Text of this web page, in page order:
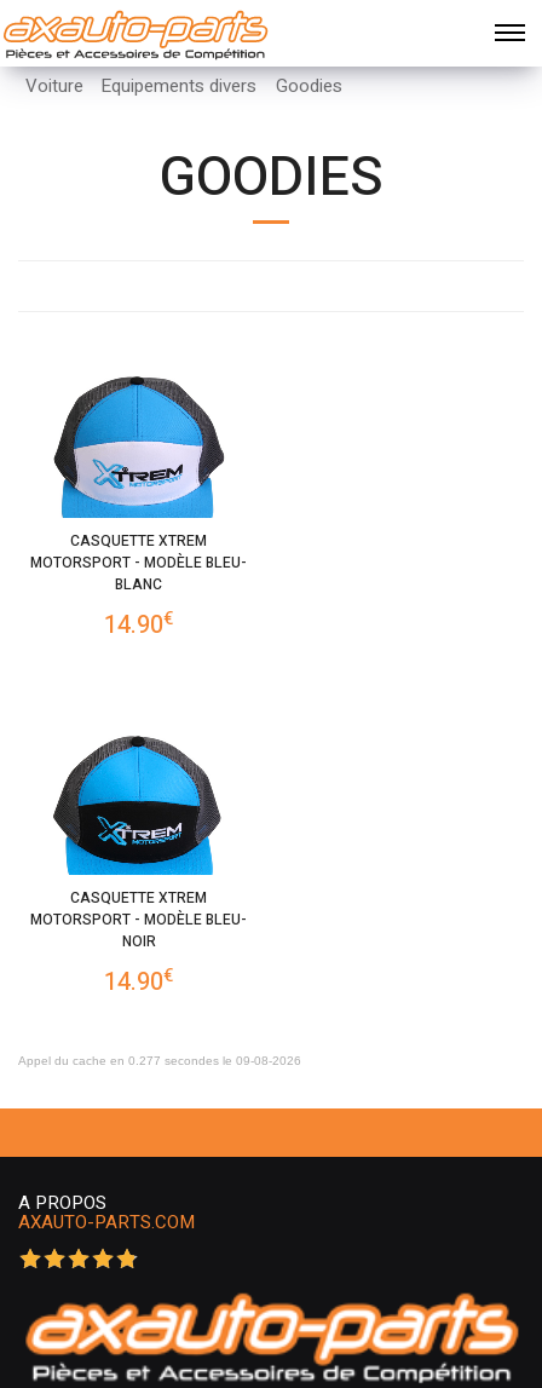
Voiture Equipements divers Goodies
GOODIES
CASQUETTE XTREM
MOTORSPORT - MODÈLE BLEU-
BLANC
14.90€
CASQUETTE XTREM
MOTORSPORT - MODÈLE BLEU-
NOIR
14.90€
Appel du cache en 0.277 secondes le 09-08-2026
A PROPOS
AXAUTO-PARTS.COM